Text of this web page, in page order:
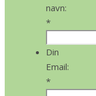
navn:
*
Din
Email:
*